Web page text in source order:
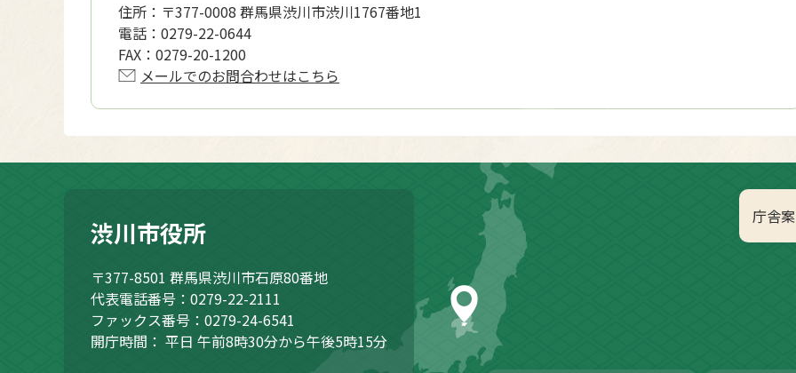
住所： 〒377-0008 群馬県渋川市渋川1767番地1
電話： 0279-22-0644
FAX： 0279-20-1200
メールでのお問合わせはこちら
庁舎
渋川市役所
〒377-8501 群馬県渋川市石原80番地
代表電話番号：0279-22-2111
ファックス番号：0279-24-6541
開庁時間： 平日 午前8時30分から午後5時15分